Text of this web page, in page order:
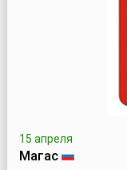
15 апреля
Магас